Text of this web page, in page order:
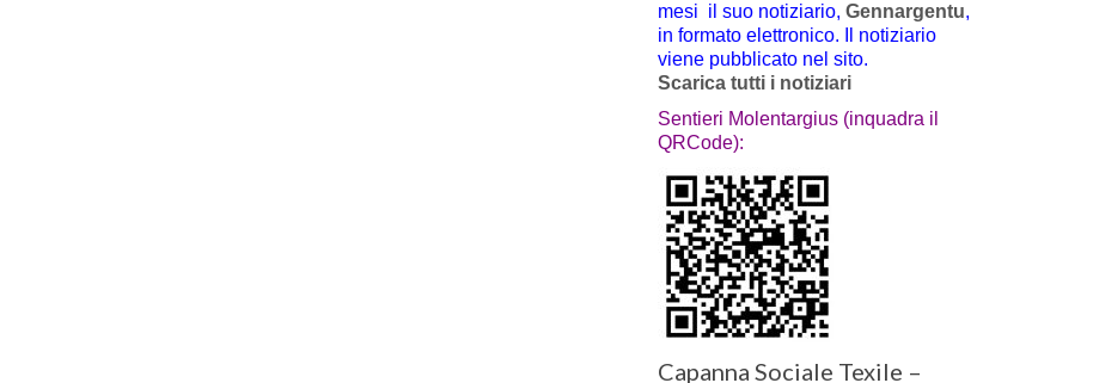
mesi il suo notiziario, Gennargentu,
in formato elettronico. Il notiziario
viene pubblicato nel sito.
Scarica tutti i notiziari
Sentieri Molentargius (inquadra il
QRCode):
Capanna Sociale Texile –